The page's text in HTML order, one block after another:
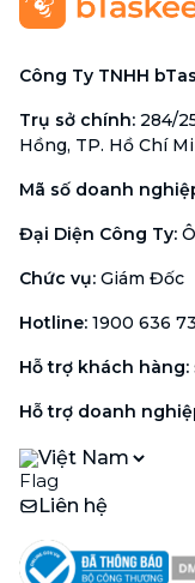
Công Ty TNHH
Trụ sở chính: 284/
Hồng, TP. Hồ Chí
Mã số doanh
Đại Diện Công Ty:
Chức vụ: Giám Đốc
Hotline: 1900 636
Hỗ trợ khách hàng:
Hỗ trợ doanh
Việt Nam
Liên hệ